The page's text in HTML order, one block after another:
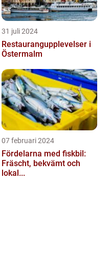
31 juli 2024
Restaurangupplevelser i
Östermalm
07 februari 2024
Fördelarna med fiskbil:
Fräscht, bekvämt och
lokal...